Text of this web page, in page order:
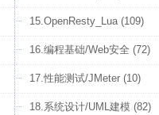
15.OpenResty_Lua (109)
16.编程基础/Web安全 (72)
17.性能测试/JMeter (10)
18.系统设计/UML建模 (82)